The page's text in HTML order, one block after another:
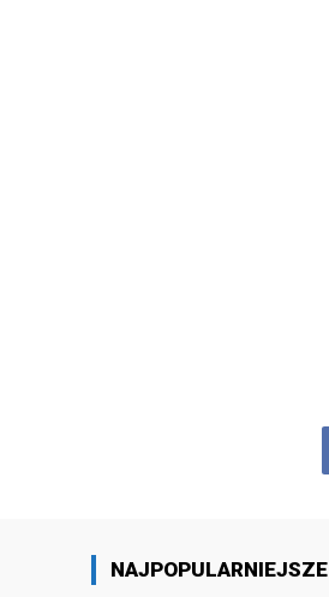
NAJPOPULARNIEJSZE